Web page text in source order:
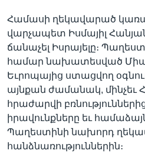
Համասի ղեկավարած
վարչապետ Իսմայիլ
ճանաչել Իսրայելը։
համար նախատեսված
Եւրոպայից ստացվող
այնքան ժամանակ, մինչեւ
հրաժարվի
իրավունքները եւ
Պաղեստինի նախորդ
հանձնառություններին։